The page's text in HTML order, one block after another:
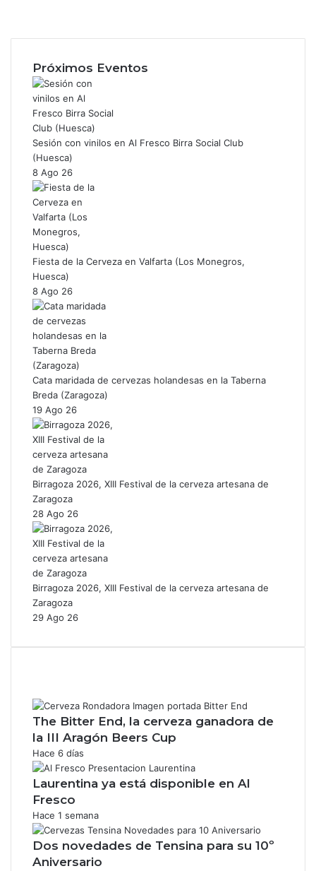
Próximos Eventos
Sesión con vinilos en Al Fresco Birra Social Club
(Huesca)
8 Ago 26
Fiesta de la Cerveza en Valfarta (Los Monegros,
Huesca)
8 Ago 26
Cata maridada de cervezas holandesas en la Taberna
Breda (Zaragoza)
19 Ago 26
Birragoza 2026, XIII Festival de la cerveza artesana de
Zaragoza
28 Ago 26
Birragoza 2026, XIII Festival de la cerveza artesana de
Zaragoza
29 Ago 26
The Bitter End, la cerveza ganadora de
la III Aragón Beers Cup
Hace 6 días
Laurentina ya está disponible en Al
Fresco
Hace 1 semana
Dos novedades de Tensina para su 10º
Aniversario